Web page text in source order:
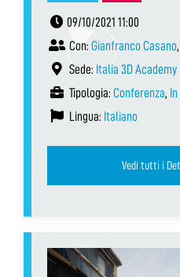
09/10/2021 11:00
Con: Gianfranco Casano,
Sede: Italia 3D Academy
Tipologia: Conferenza,
Lingua: Italiano
Vedi tutti i